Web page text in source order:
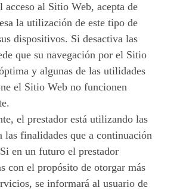
acceso al Sitio Web, acepta de
la utilización de este tipo de
dispositivos. Si desactiva las
que su navegación por el Sitio
y algunas de las utilidades
el Sitio Web no funcionen
el prestador está utilizando las
las finalidades que a continuación
en un futuro el prestador
con el propósito de otorgar más
se informará al usuario de